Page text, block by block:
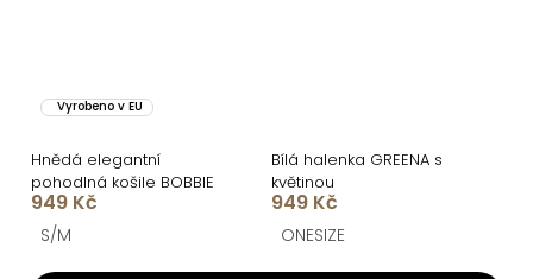
Vyrobeno v EU
Hnědá elegantní
pohodlná košile BOBBIE
949 Kč
S/M
Bílá halenka GREENA s
květinou
949 Kč
ONESIZE